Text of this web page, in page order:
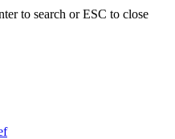
to search or ESC to close